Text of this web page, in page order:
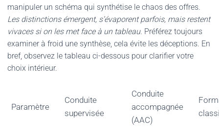
manipuler un schéma qui synthétise le chaos des offres.
Les distinctions émergent, s’évaporent parfois, mais restent
vivaces si on les met face à un tableau. Préférez toujours
examiner à froid une synthèse, cela évite les déceptions. En
bref, observez le tableau ci-dessous pour clarifier votre
choix intérieur.
Paramètre
Conduite
supervisée
Conduite
accompagnée
(AAC)